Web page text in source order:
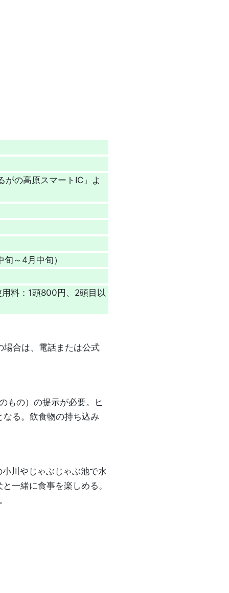
がの高原スマートIC」よ
～4月中旬）
料：1頭800円、2頭目以
場合は、電話または公式
もの）の提示が必要。ヒ
る。飲食物の持ち込み
川やじゃぶじゃぶ池で水
一緒に食事を楽しめる。